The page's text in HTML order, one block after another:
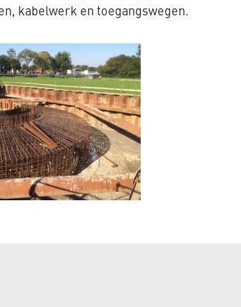
kabelwerk en toegangswegen.